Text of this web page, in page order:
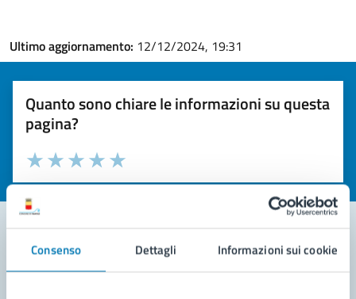
Consenso Dettagli Informazioni sui cookie
Ultimo aggiornamento: 12/12/2024, 19:31
Quanto sono chiare le informazioni su questa
pagina?
Valuta la chiarezza delle informazioni (da 1 a 5 stelle)
Seleziona il numero di stelle per valutare la chiarezza delle
Valuta 5 stelle su 5
Valuta 4 stelle su 5
Valuta 3 stelle su 5
Valuta 2 stelle su 5
Valuta 1 stelle su 5
Contatta il comune